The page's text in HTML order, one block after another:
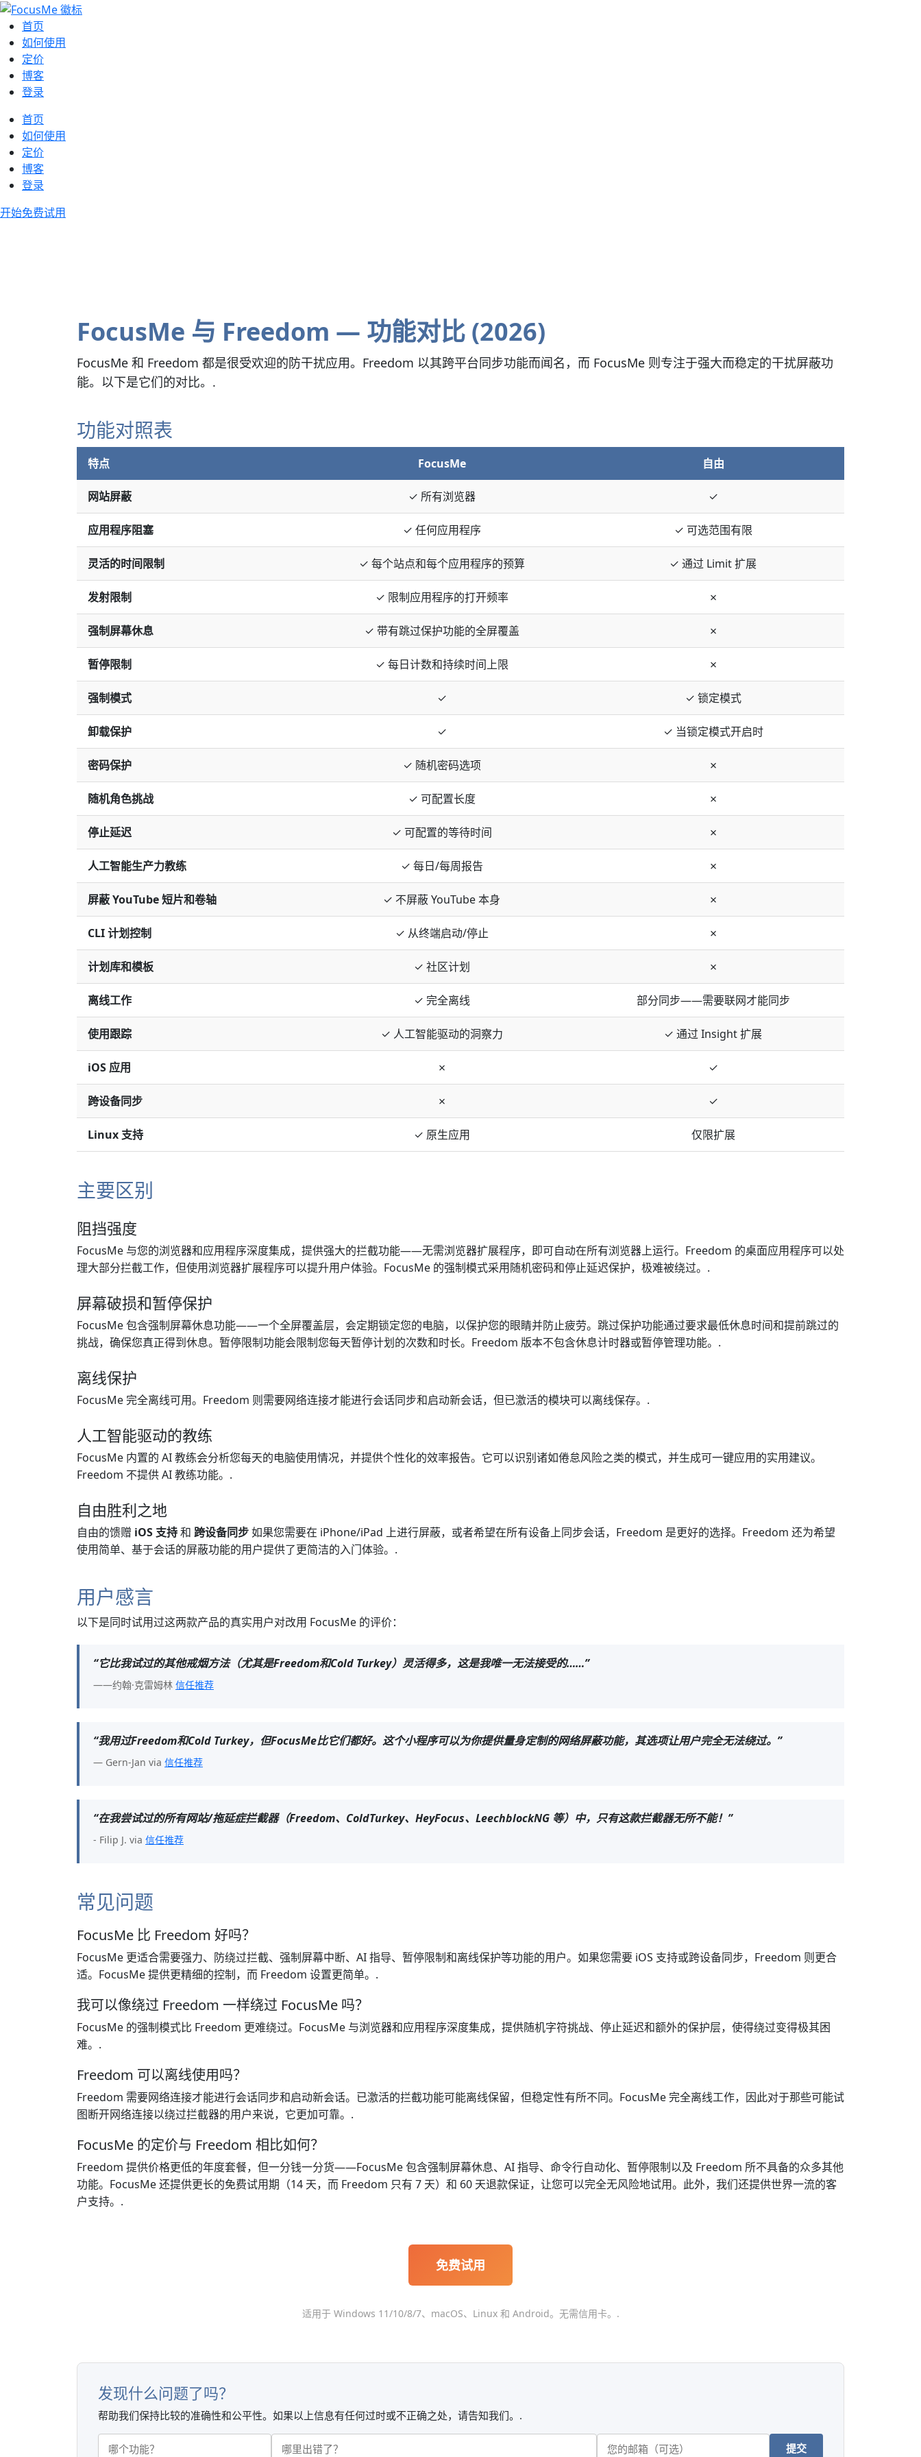
首页
如何使用
定价
博客
登录
首页
如何使用
定价
博客
登录
开始免费试用
FocusMe 与 Freedom — 功能对比 (2026)
FocusMe 和 Freedom 都是很受欢迎的防干扰应用。Freedom 以其跨平台同步功能而闻名，而 FocusMe 则专注于强大而稳定的干扰屏蔽功
能。以下是它们的对比。.
功能对照表
特点 FocusMe 自由
网站屏蔽 ✓ 所有浏览器 ✓
应用程序阻塞 ✓ 任何应用程序 ✓ 可选范围有限
灵活的时间限制 ✓ 每个站点和每个应用程序的预算 ✓ 通过 Limit 扩展
发射限制 ✓ 限制应用程序的打开频率 ✗
强制屏幕休息 ✓ 带有跳过保护功能的全屏覆盖 ✗
暂停限制 ✓ 每日计数和持续时间上限 ✗
强制模式 ✓ ✓ 锁定模式
卸载保护 ✓ ✓ 当锁定模式开启时
密码保护 ✓ 随机密码选项 ✗
随机角色挑战 ✓ 可配置长度 ✗
停止延迟 ✓ 可配置的等待时间 ✗
人工智能生产力教练 ✓ 每日/每周报告 ✗
屏蔽 YouTube 短片和卷轴 ✓ 不屏蔽 YouTube 本身 ✗
CLI 计划控制 ✓ 从终端启动/停止 ✗
计划库和模板 ✓ 社区计划 ✗
离线工作 ✓ 完全离线 部分同步——需要联网才能同步
使用跟踪 ✓ 人工智能驱动的洞察力 ✓ 通过 Insight 扩展
iOS 应用 ✗ ✓
跨设备同步 ✗ ✓
Linux 支持 ✓ 原生应用 仅限扩展
主要区别
阻挡强度
FocusMe 与您的浏览器和应用程序深度集成，提供强大的拦截功能——无需浏览器扩展程序，即可自动在所有浏览器上运行。Freedom 的桌面应用程序可以处
理大部分拦截工作，但使用浏览器扩展程序可以提升用户体验。FocusMe 的强制模式采用随机密码和停止延迟保护，极难被绕过。.
屏幕破损和暂停保护
FocusMe 包含强制屏幕休息功能——一个全屏覆盖层，会定期锁定您的电脑，以保护您的眼睛并防止疲劳。跳过保护功能通过要求最低休息时间和提前跳过的
挑战，确保您真正得到休息。暂停限制功能会限制您每天暂停计划的次数和时长。Freedom 版本不包含休息计时器或暂停管理功能。.
离线保护
FocusMe 完全离线可用。Freedom 则需要网络连接才能进行会话同步和启动新会话，但已激活的模块可以离线保存。.
人工智能驱动的教练
FocusMe 内置的 AI 教练会分析您每天的电脑使用情况，并提供个性化的效率报告。它可以识别诸如倦怠风险之类的模式，并生成可一键应用的实用建议。
Freedom 不提供 AI 教练功能。.
自由胜利之地
自由的馈赠 iOS 支持和 跨设备同步如果您需要在 iPhone/iPad 上进行屏蔽，或者希望在所有设备上同步会话，Freedom 是更好的选择。Freedom 还为希望
使用简单、基于会话的屏蔽功能的用户提供了更简洁的入门体验。.
用户感言
以下是同时试用过这两款产品的真实用户对改用 FocusMe 的评价：
“它比我试过的其他戒烟方法（尤其是Freedom和Cold Turkey）灵活得多，这是我唯一无法接受的……”
——约翰·克雷姆林 信任推荐
“我用过Freedom和Cold Turkey，但FocusMe比它们都好。这个小程序可以为你提供量身定制的网络屏蔽功能，其选项让用户完全无法绕过。”
— Gern-Jan via 信任推荐
“在我尝试过的所有网站/拖延症拦截器（Freedom、ColdTurkey、HeyFocus、LeechblockNG 等）中，只有这款拦截器无所不能！”
- Filip J. via 信任推荐
常见问题
FocusMe 比 Freedom 好吗？
FocusMe 更适合需要强力、防绕过拦截、强制屏幕中断、AI 指导、暂停限制和离线保护等功能的用户。如果您需要 iOS 支持或跨设备同步，Freedom 则更合
适。FocusMe 提供更精细的控制，而 Freedom 设置更简单。.
我可以像绕过 Freedom 一样绕过 FocusMe 吗？
FocusMe 的强制模式比 Freedom 更难绕过。FocusMe 与浏览器和应用程序深度集成，提供随机字符挑战、停止延迟和额外的保护层，使得绕过变得极其困
难。.
Freedom 可以离线使用吗？
Freedom 需要网络连接才能进行会话同步和启动新会话。已激活的拦截功能可能离线保留，但稳定性有所不同。FocusMe 完全离线工作，因此对于那些可能试
图断开网络连接以绕过拦截器的用户来说，它更加可靠。.
FocusMe 的定价与 Freedom 相比如何？
Freedom 提供价格更低的年度套餐，但一分钱一分货——FocusMe 包含强制屏幕休息、AI 指导、命令行自动化、暂停限制以及 Freedom 所不具备的众多其他
功能。FocusMe 还提供更长的免费试用期（14 天，而 Freedom 只有 7 天）和 60 天退款保证，让您可以完全无风险地试用。此外，我们还提供世界一流的客
户支持。.
免费试用
适用于 Windows 11/10/8/7、macOS、Linux 和 Android。无需信用卡。.
发现什么问题了吗？
帮助我们保持比较的准确性和公平性。如果以上信息有任何过时或不正确之处，请告知我们。.
提交